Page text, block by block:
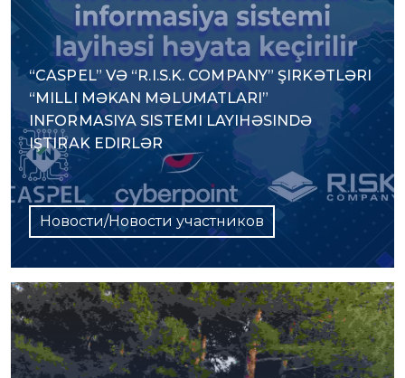
“CASPEL” VƏ “R.I.S.K. COMPANY” ŞIRKƏTLƏRI
“MILLI MƏKAN MƏLUMATLARI”
INFORMASIYA SISTEMI LAYIHƏSINDƏ
IŞTIRAK EDIRLƏR
Новости/Новости участников